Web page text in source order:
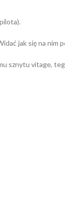
jak się na nim
sznytu vitage,